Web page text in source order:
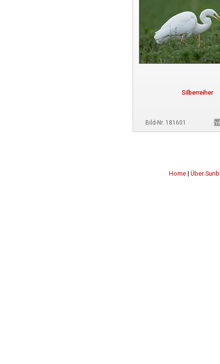
Silberreiher
Bild-Nr. 181601
Home | Über